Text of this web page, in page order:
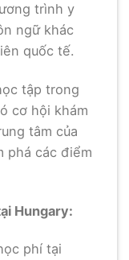
trình y
ngữ khác
quốc tế.
tập trong
cơ hội khám
tâm của
phá các điểm
Hungary:
phí tại